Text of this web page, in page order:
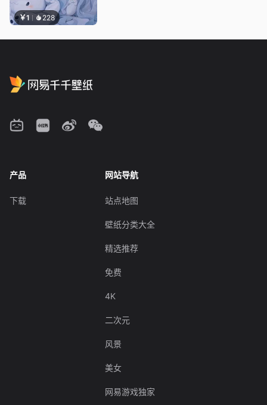
￥1 228
产品
下载
网站导航
站点地图
壁纸分类大全
精选推荐
免费
4K
二次元
风景
美女
网易游戏独家